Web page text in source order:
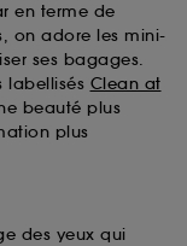
en terme de
on adore les mini-
ses bagages.
labellisés Clean at
beauté plus
plus
des yeux qui